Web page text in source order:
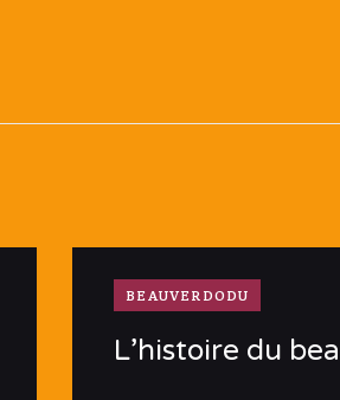
BEAUVERDODU
L’histoire du